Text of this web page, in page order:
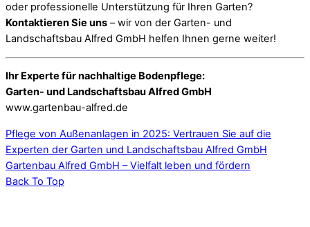
oder professionelle Unterstützung für Ihren Garten?
Kontaktieren Sie uns – wir von der Garten- und
Landschaftsbau Alfred GmbH helfen Ihnen gerne weiter!
Ihr Experte für nachhaltige Bodenpflege:
Garten- und Landschaftsbau Alfred GmbH
www.gartenbau-alfred.de
Pflege von Außenanlagen in 2025: Vertrauen Sie auf die
Experten der Garten und Landschaftsbau Alfred GmbH
Gartenbau Alfred GmbH – Vielfalt leben und fördern
Back To Top